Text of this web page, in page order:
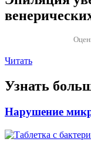
Читать
Узнать
Нарушение